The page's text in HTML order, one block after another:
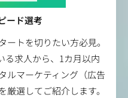
ード選考
トを切りたい方必見。
る求人から、1カ月以内
ルマーケティング（広告
選してご紹介します。